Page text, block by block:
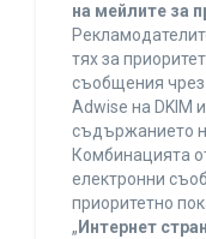
на мейлите за
тях за
съобщения чрез
Adwise на DKIM
съдържанието
Комбинацията
електронни
приоритетно
„ Интернет